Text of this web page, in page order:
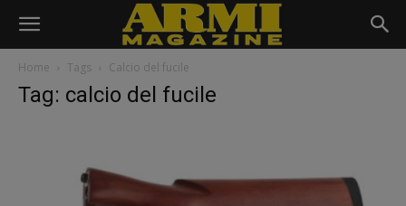
Home Tags Calcio del fucile
Tag: calcio del fucile